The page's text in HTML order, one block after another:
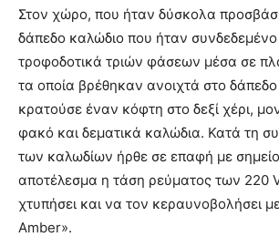
Στον χώρο, που ήταν δύσκολα
δάπεδο καλώδιο που ήταν
τροφοδοτικά τριών φάσεων μέσα σε
τα οποία βρέθηκαν ανοιχτά στο
κρατούσε έναν κόφτη στο δεξί χέρι,
φακό και δεματικά καλώδια. Κατά τη
των καλωδίων ήρθε σε επαφή με
αποτέλεσμα η τάση ρεύματος των 220
χτυπήσει και να τον κεραυνοβολήσει
Amber».